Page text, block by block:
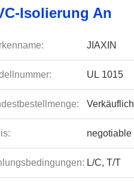
Isolierung An
JIAXIN
UL 1015
Verkäuflich
negotiable
L/C, T/T